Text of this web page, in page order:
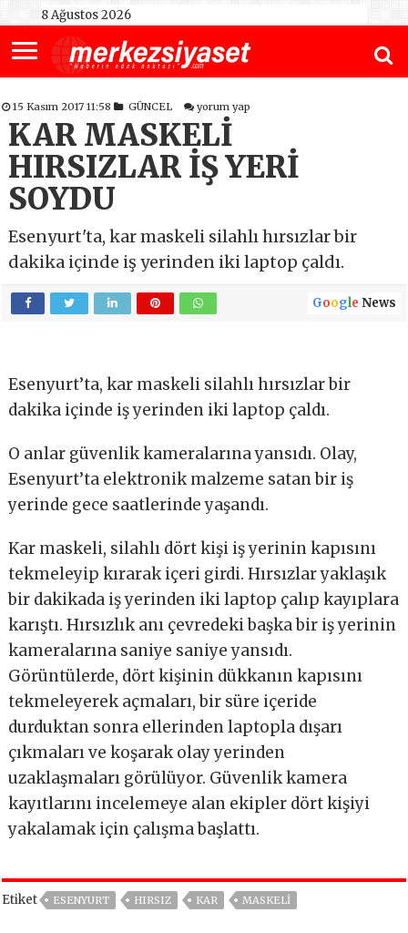
8 Ağustos 2026
15 Kasım 2017 11:58 GÜNCEL yorum yap
KAR MASKELİ
HIRSIZLAR İŞ YERİ
SOYDU
Esenyurt'ta, kar maskeli silahlı hırsızlar bir
dakika içinde iş yerinden iki laptop çaldı.
Google News
Esenyurt’ta, kar maskeli silahlı hırsızlar bir
dakika içinde iş yerinden iki laptop çaldı.
O anlar güvenlik kameralarına yansıdı. Olay,
Esenyurt’ta elektronik malzeme satan bir iş
yerinde gece saatlerinde yaşandı.
Kar maskeli, silahlı dört kişi iş yerinin kapısını
tekmeleyip kırarak içeri girdi. Hırsızlar yaklaşık
bir dakikada iş yerinden iki laptop çalıp kayıplara
karıştı. Hırsızlık anı çevredeki başka bir iş yerinin
kameralarına saniye saniye yansıdı.
Görüntülerde, dört kişinin dükkanın kapısını
tekmeleyerek açmaları, bir süre içeride
durduktan sonra ellerinden laptopla dışarı
çıkmaları ve koşarak olay yerinden
uzaklaşmaları görülüyor. Güvenlik kamera
kayıtlarını incelemeye alan ekipler dört kişiyi
yakalamak için çalışma başlattı.
Etiket ESENYURT HIRSIZ KAR MASKELİ